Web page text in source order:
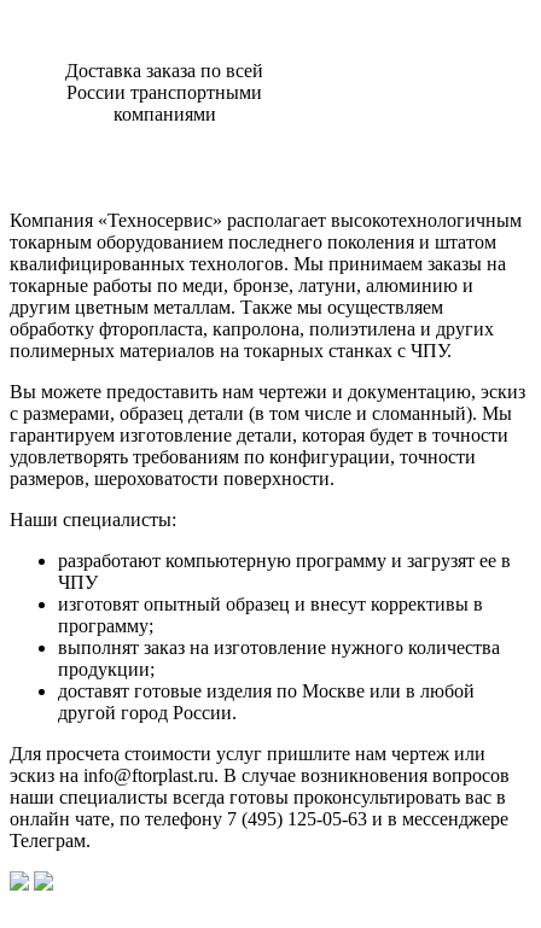
Доставка заказа по всей
России транспортными
компаниями
Компания «Техносервис» располагает высокотехнологичным
токарным оборудованием последнего поколения и штатом
квалифицированных технологов. Мы принимаем заказы на
токарные работы по меди, бронзе, латуни, алюминию и
другим цветным металлам. Также мы осуществляем
обработку фторопласта, капролона, полиэтилена и других
полимерных материалов на токарных станках с ЧПУ.
Вы можете предоставить нам чертежи и документацию, эскиз
с размерами, образец детали (в том числе и сломанный). Мы
гарантируем изготовление детали, которая будет в точности
удовлетворять требованиям по конфигурации, точности
размеров, шероховатости поверхности.
Наши специалисты:
разработают компьютерную программу и загрузят ее в
ЧПУ
изготовят опытный образец и внесут коррективы в
программу;
выполнят заказ на изготовление нужного количества
продукции;
доставят готовые изделия по Москве или в любой
другой город России.
Для просчета стоимости услуг пришлите нам чертеж или
эскиз на info@ftorplast.ru. В случае возникновения вопросов
наши специалисты всегда готовы проконсультировать вас в
онлайн чате, по телефону 7 (495) 125-05-63 и в мессенджере
Телеграм.